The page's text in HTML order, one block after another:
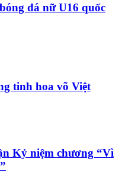
đá nữ U16 quốc
tinh hoa võ Việt
Kỷ niệm chương “Vì